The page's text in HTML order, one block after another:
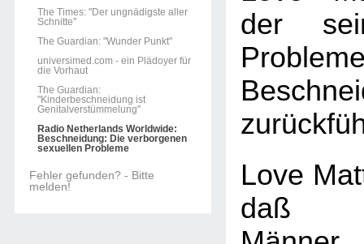
The Times: "Der ungnädigste aller
Schnitte"
The Guardian: "Wunder Punkt"
universimed.com - ein Plädoyer für
die Vorhaut
The Guardian:
"Kinderbeschneidung ist
Genitalverstümmelung"
Radio Netherlands Worldwide:
Beschneidung: Die verborgenen
sexuellen Probleme
Fehler gefunden? - Bitte
melden!
der
Love
daß